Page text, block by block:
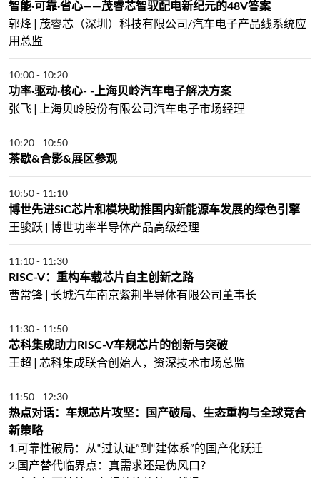
智能·可靠·省心——茂睿芯智驭配电新纪元的48V答案
郭烽 | 茂睿芯（深圳）科技有限公司/汽车电子产品线系统应
用总监
10:00- 10:20
功率·驱动·核心- -上海贝岭汽车电子解决方案
张飞 | 上海贝岭股份有限公司汽车电子市场经理
10:20- 10:50
茶歇&合影&展区参观
10:50- 11:10
博世先进SiC芯片和模块助推国内新能源车发展的绿色引擎
王骏跃 | 博世功率半导体产品高级经理
11:10- 11:30
RISC-V：重构车载芯片自主创新之路
曹常锋 | 长城汽车南京紫荆半导体有限公司董事长
11:30- 11:50
芯科集成助力RISC-V车规芯片的创新与突破
王超 | 芯科集成联合创始人，资深技术市场总监
11:50- 12:30
热点对话：车规芯片攻坚：国产破局、生态重构与全球竞合
新策略
1.可靠性破局：从“过认证”到“建体系”的国产化跃迁
2.国产替代临界点：真需求还是伪风口？